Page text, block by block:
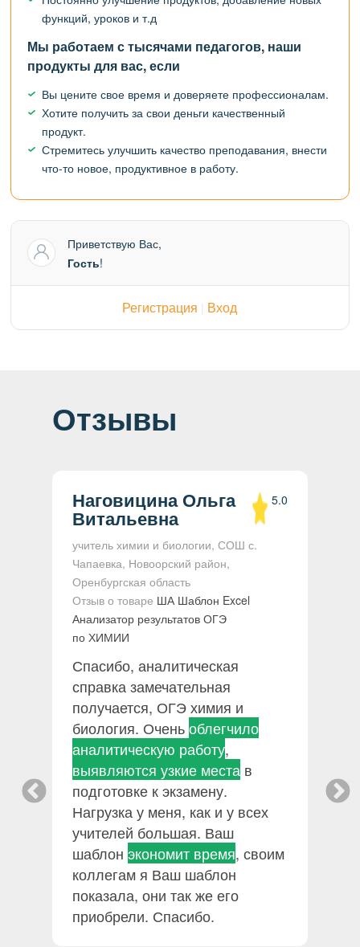
функций, уроков и т.д
Мы работаем с тысячами педагогов, наши
продукты для вас, если
Вы цените свое время и доверяете профессионалам.
Хотите получить за свои деньги качественный
продукт.
Стремитесь улучшить качество преподавания, внести
что-то новое, продуктивное в работу.
Приветствую Вас,
Гость!
Регистрация Вход
Отзывы
Наговицина Ольга
Витальевна
5.0
учитель химии и биологии, СОШ с.
Чапаевка, Новоорский район,
Оренбургская область
Отзыв о товаре ША Шаблон Excel
Анализатор результатов ОГЭ
по ХИМИИ
Спасибо, аналитическая
справка замечательная
получается, ОГЭ химия и
биология. Оченьоблегчило
аналитическую работу,
выявляются узкие места в
подготовке к экзамену.
Нагрузка у меня, как и у всех
учителей большая. Ваш
шаблон экономит время, своим
коллегам я Ваш шаблон
показала, они так же его
приобрели. Спасибо.